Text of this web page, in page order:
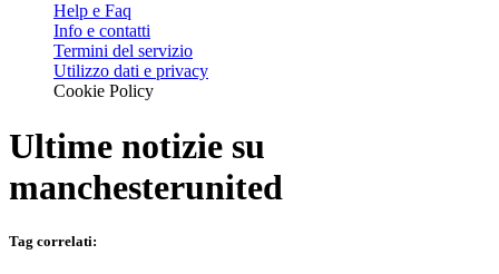
Help e Faq
Info e contatti
Termini del servizio
Utilizzo dati e privacy
Cookie Policy
Ultime notizie su
manchesterunited
Tag correlati: